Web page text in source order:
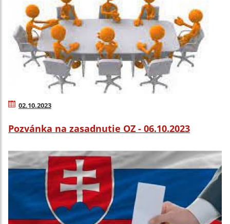
02.10.2023
Pozvánka na zasadnutie OZ - 06.10.2023